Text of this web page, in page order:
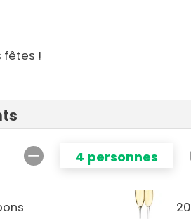
fêtes !
4 personnes